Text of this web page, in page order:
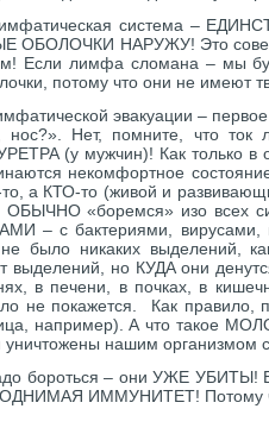
система –
НАРУЖУ! Это
Если лимфа сломана – мы
потому что они не имеют
эвакуации – первое
нос?». Нет, помните, что
(у мужчин)! Как только в
некомфортное
а КТО-то (живой и
ОБЫЧНО «боремся» изо
– с бактериями,
было никаких выделений,
выделений, но КУДА они
в печени, в почках, в
не покажется. Как
например). А что такое
уничтожены нашим организмом
бороться – они УЖЕ УБИТЫ!
ИММУНИТЕТ! Потому